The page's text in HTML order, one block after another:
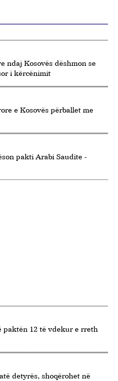
ndaj Kosovës dëshmon se
i kërcënimit
e Kosovës përballet me
pakti Arabi Saudite -
paktën 12 të vdekur e rreth
detyrës, shoqërohet në